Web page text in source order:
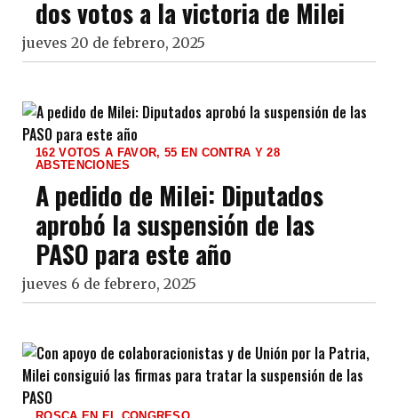
dos votos a la victoria de Milei
jueves 20 de febrero, 2025
162 VOTOS A FAVOR, 55 EN CONTRA Y 28
ABSTENCIONES
A pedido de Milei: Diputados
aprobó la suspensión de las
PASO para este año
jueves 6 de febrero, 2025